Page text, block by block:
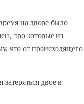
на дворе было
про которые из
что от происходящего
двое в